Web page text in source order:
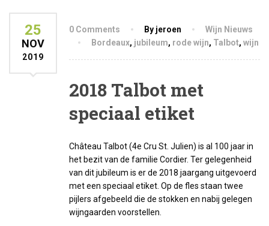
25
NOV
2019
0 Comments By jeroen
Wijn Nieuws
Bordeaux, jubileum, rode wijn, Talbot, wijn
2018 Talbot met
speciaal etiket
Château Talbot (4e Cru St. Julien) is al 100 jaar in
het bezit van de familie Cordier. Ter gelegenheid
van dit jubileum is er de 2018 jaargang uitgevoerd
met een speciaal etiket. Op de fles staan twee
pijlers afgebeeld die de stokken en nabij gelegen
wijngaarden voorstellen.